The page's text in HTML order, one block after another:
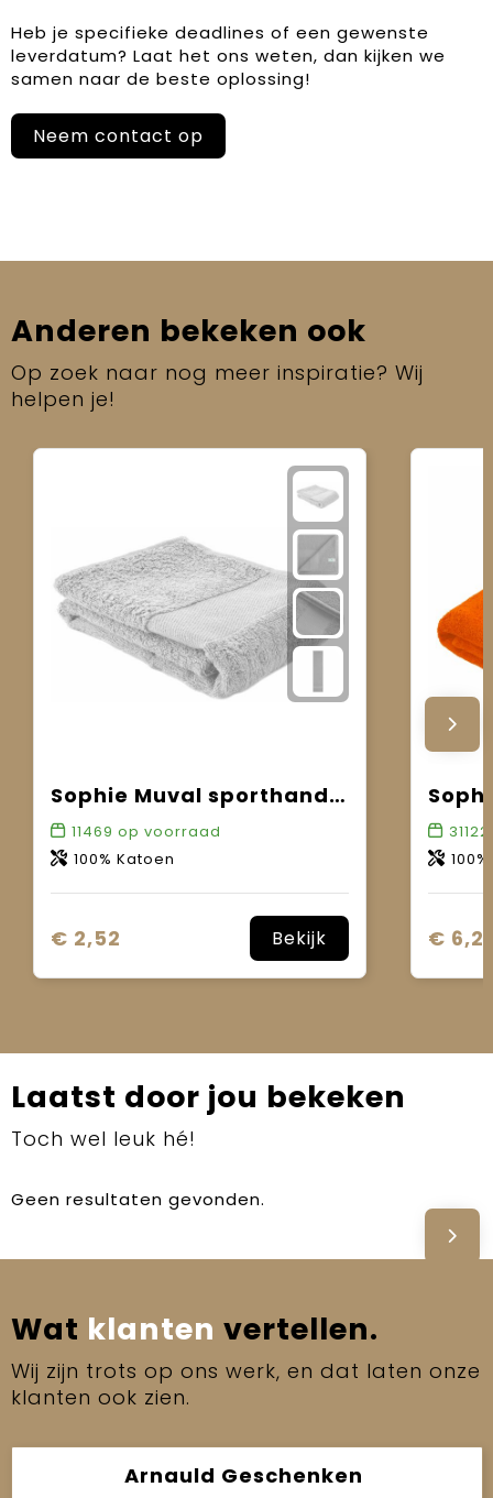
Heb je specifieke deadlines of een gewenste
leverdatum? Laat het ons weten, dan kijken we
samen naar de beste oplossing!
Neem contact op
Anderen bekeken ook
Op zoek naar nog meer inspiratie? Wij
helpen je!
Sophie Muval sporthanddoek 130x30 cm, 450 gr/m²
11469 op voorraad
100% Katoen
€ 2,52 Bekijk
31122
€ 6,21
Laatst door jou bekeken
Toch wel leuk hé!
Geen resultaten gevonden.
Wat klanten vertellen.
Wij zijn trots op ons werk, en dat laten onze
klanten ook zien.
Arnauld Geschenken